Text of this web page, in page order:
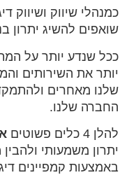
שואפים להשיג יתרון
ככל שנדע יותר על
יותר את השירותים
שלנו מאחרים
החברה שלנו.
להלן 4 כלים פשוטים
יתרון משמעותי
באמצעות קמפיינים